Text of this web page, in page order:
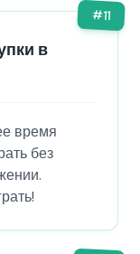
#11
в
время
без